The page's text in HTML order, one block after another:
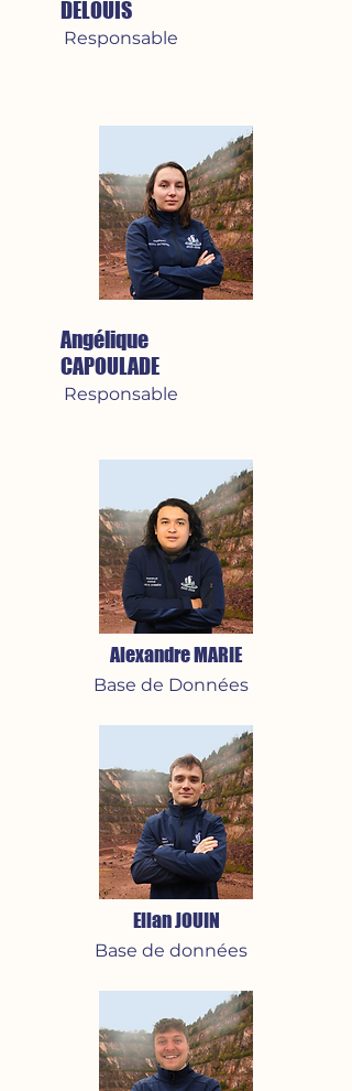
DELOUIS
Responsable
Angélique
CAPOULADE
Responsable
Alexandre MARIE
Base de Données
Elian JOUIN
Base de données